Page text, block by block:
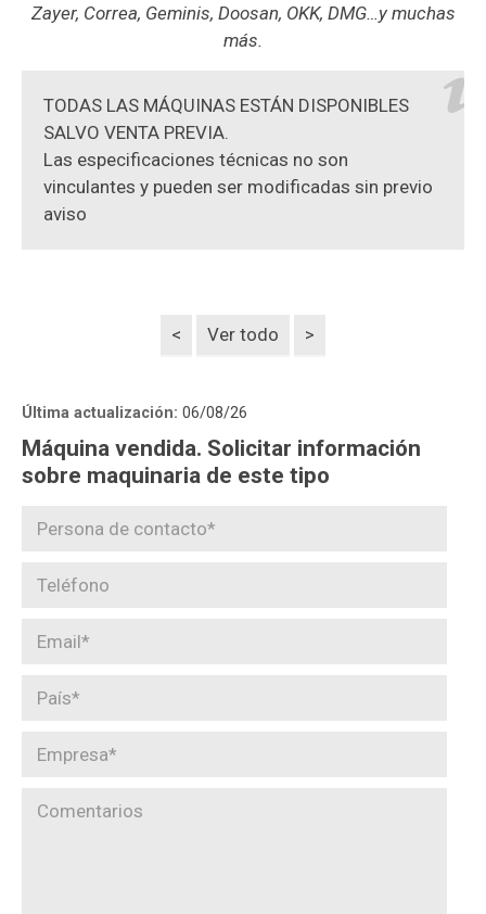
Zayer, Correa, Geminis, Doosan, OKK, DMG…y muchas
más.
TODAS LAS MÁQUINAS ESTÁN DISPONIBLES
SALVO VENTA PREVIA.
Las especificaciones técnicas no son
vinculantes y pueden ser modificadas sin previo
aviso
< Ver todo >
Última actualización: 06/08/26
Máquina vendida. Solicitar información
sobre maquinaria de este tipo